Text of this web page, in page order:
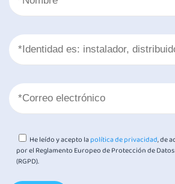
He leído y acepto lapolítica de privacidad, de
por el Reglamento Europeo de Protección de
(RGPD).